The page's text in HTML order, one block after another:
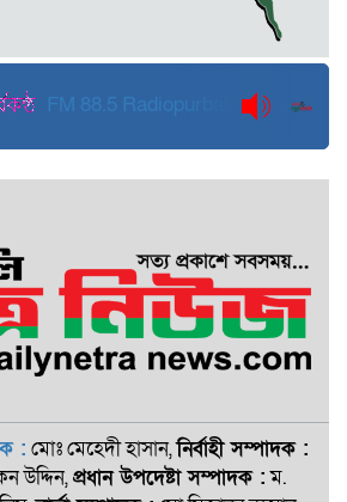
দুবাইয়ে কারাগার থেকে মুক্তি পেয়েছেন
পুলিশের সাবেক মহাপরিদর্শক বেনজীর
আহমেদ
FM 88.5 Radiopurbakantho
: মোঃ মেহেদী হাসান,নির্বাহী সম্পাদক :
‍উদ্দিন,প্রধান উপদেষ্টা সম্পাদক :ম.